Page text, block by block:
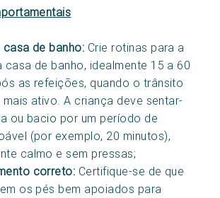
casa de banho: Crie rotinas para a
casa de banho, idealmente 15 a 60
as refeições, quando o trânsito
mais ativo. A criança deve sentar-
ou bacio por um período de
(por exemplo, 20 minutos),
calmo e sem pressas;
correto: Certifique-se de que
os pés bem apoiados para